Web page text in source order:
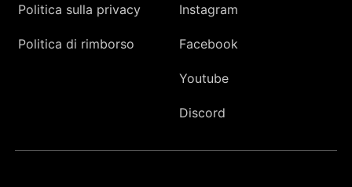
Politica sulla privacy
Politica di rimborso
Instagram
Facebook
Youtube
Discord